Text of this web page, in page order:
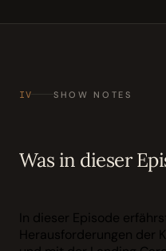
IV SHOW NOTES
Was in dieser
In dieser Episode
Herausforderungen der